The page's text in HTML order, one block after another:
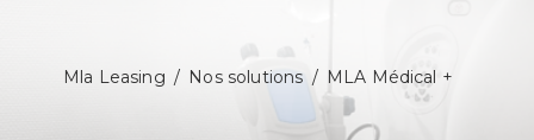
Mla Leasing / Nos solutions / MLA Médical +